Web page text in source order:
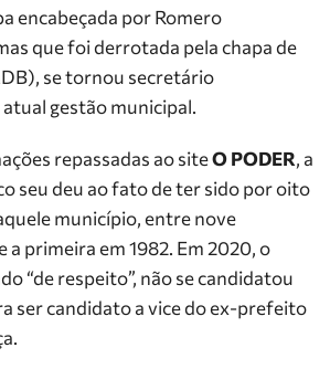
encabeçada por Romero
que foi derrotada pela chapa de
se tornou secretário
gestão municipal.
repassadas ao siteO PODER, a
seu deu ao fato de ter sido por oito
município, entre nove
a primeira em 1982. Em 2020, o
“de respeito”, não se candidatou
ser candidato a vice do ex-prefeito